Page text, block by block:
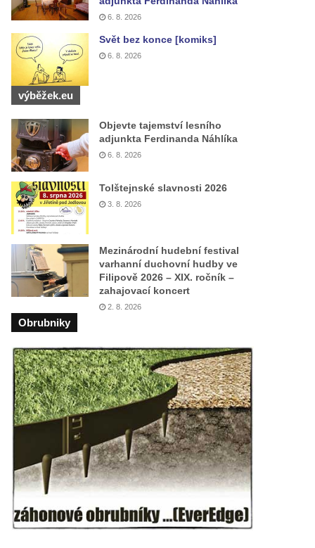
6. 8. 2026
Svět bez konce [komiks]
6. 8. 2026
výběžek.eu
Objevte tajemství lesního
adjunkta Ferdinanda Náhlíka
6. 8. 2026
Tolštejnské slavnosti 2026
3. 8. 2026
Mezinárodní hudební festival
varhanní duchovní hudby ve
Filipově 2026 – XIX. ročník –
zahajovací koncert
2. 8. 2026
Obrubniky